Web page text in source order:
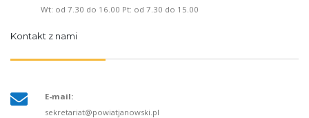
Wt: od 7.30 do 16.00 Pt: od 7.30 do 15.00
Kontakt z nami
E-mail:
sekretariat@powiatjanowski.pl